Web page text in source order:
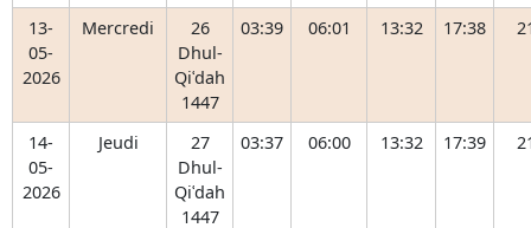
13-
05-
2026
Mercredi
26
Dhul-
Qiʿdah
1447
03:39 06:01 13:32 17:38
14-
05-
2026
Jeudi
27
Dhul-
Qiʿdah
1447
03:37 06:00 13:32 17:39